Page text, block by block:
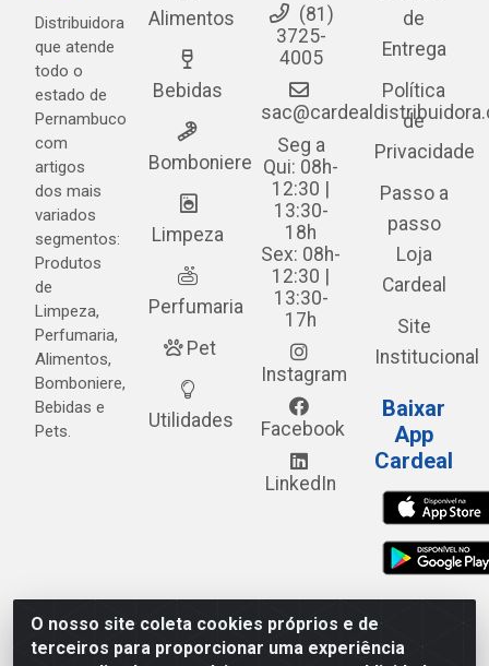
O nosso site coleta cookies próprios e de
terceiros para proporcionar uma experiência
Distribuidora
que atende
todo o
estado de
Pernambuco
com
artigos
dos mais
variados
segmentos:
Produtos
de
Limpeza,
Perfumaria,
Alimentos,
Bomboniere,
Bebidas e
Pets.
Alimentos
Bebidas
Bomboniere
Limpeza
Perfumaria
Pet
Utilidades
(81)
3725-
4005
Seg a
Qui: 08h-
12:30 |
13:30-
18h
Sex: 08h-
12:30 |
13:30-
17h
Instagram
Facebook
LinkedIn
de
Entrega
Política
de
Privacidade
Passo a
passo
Loja
Cardeal
Site
Institucional
Baixar
App
Cardeal
Cardeal Distribuidora - Estrada Alto do Moura, 582 - Alto
do Moura - Caruaru/PE - CEP 55.040-120 - CNPJ